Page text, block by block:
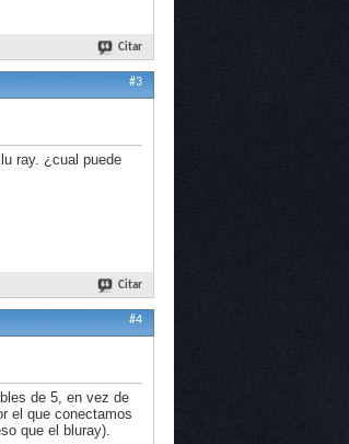
Citar
#3
ray. ¿cual puede
Citar
#4
de 5, en vez de
el que conectamos
que el bluray).